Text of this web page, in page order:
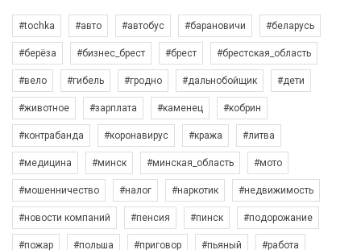
#tochka #авто #автобус #барановичи #беларусь
#берёза #бизнес_брест #брест #брестская_область
#вело #гибель #гродно #дальнобойщик #дети
#животное #зарплата #каменец #кобрин
#контрабанда #коронавирус #кража #литва
#медицина #минск #минская_область #мото
#мошенничество #налог #наркотик #недвижимость
#новости компаний #пенсия #пинск #подорожание
#пожар #польша #приговор #пьяный #работа